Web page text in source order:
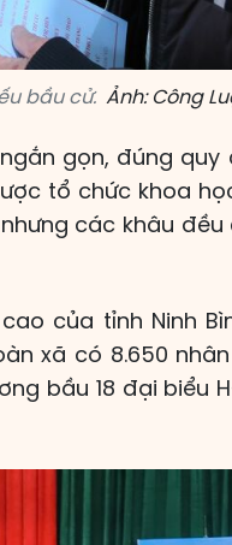
bầu cử. Ảnh: Công
gọn, đúng quy
tổ chức khoa
các khâu
của tỉnh Ninh
xã có 8.650
bầu 18 đại biểu